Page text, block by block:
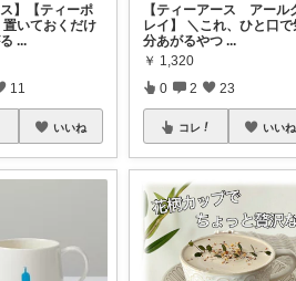
ス】【ティーポ
置いておくだけ
...
11
いいね
【ティーアース アール
レイ】 ＼これ、ひと口で
分あがるやつ ...
￥ 1,320
0 2 23
コレ いいね